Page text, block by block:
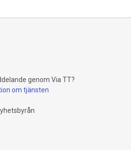
genom Via TT?
om tjänsten